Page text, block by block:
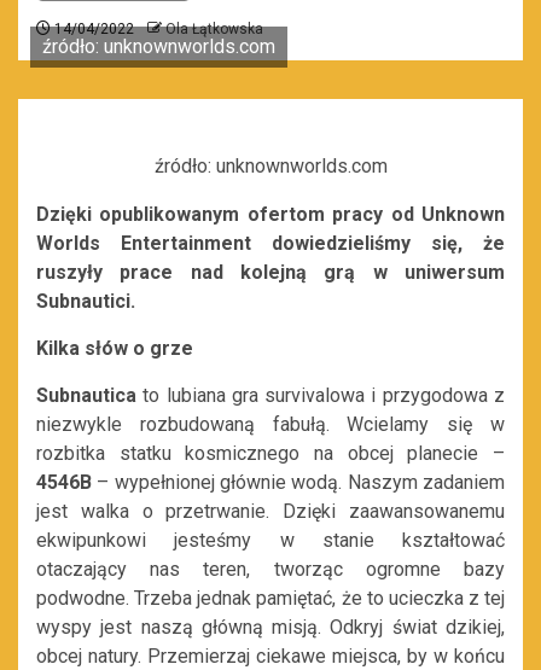
14/04/2022 Ola Łątkowska
źródło: unknownworlds.com
źródło: unknownworlds.com
Dzięki opublikowanym ofertom pracy od Unknown
Worlds Entertainment dowiedzieliśmy się, że
ruszyły prace nad kolejną grą w uniwersum
Subnautici.
Kilka słów o grze
Subnautica to lubiana gra survivalowa i przygodowa z
niezwykle rozbudowaną fabułą. Wcielamy się w
rozbitka statku kosmicznego na obcej planecie –
4546B – wypełnionej głównie wodą. Naszym zadaniem
jest walka o przetrwanie. Dzięki zaawansowanemu
ekwipunkowi jesteśmy w stanie kształtować
otaczający nas teren, tworząc ogromne bazy
podwodne. Trzeba jednak pamiętać, że to ucieczka z tej
wyspy jest naszą główną misją. Odkryj świat dzikiej,
obcej natury. Przemierzaj ciekawe miejsca, by w końcu